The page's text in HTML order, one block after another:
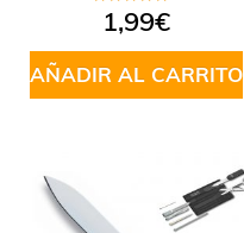
Valorado
en5.00de
5
1,99€
AÑADIR AL CARRITO